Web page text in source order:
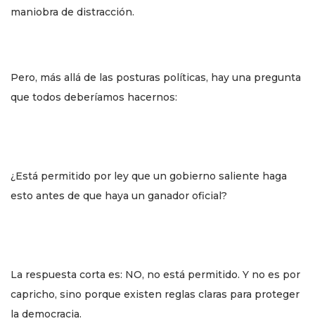
maniobra de distracción.
Pero, más allá de las posturas políticas, hay una pregunta
que todos deberíamos hacernos:
¿Está permitido por ley que un gobierno saliente haga
esto antes de que haya un ganador oficial?
La respuesta corta es: NO, no está permitido. Y no es por
capricho, sino porque existen reglas claras para proteger
la democracia.